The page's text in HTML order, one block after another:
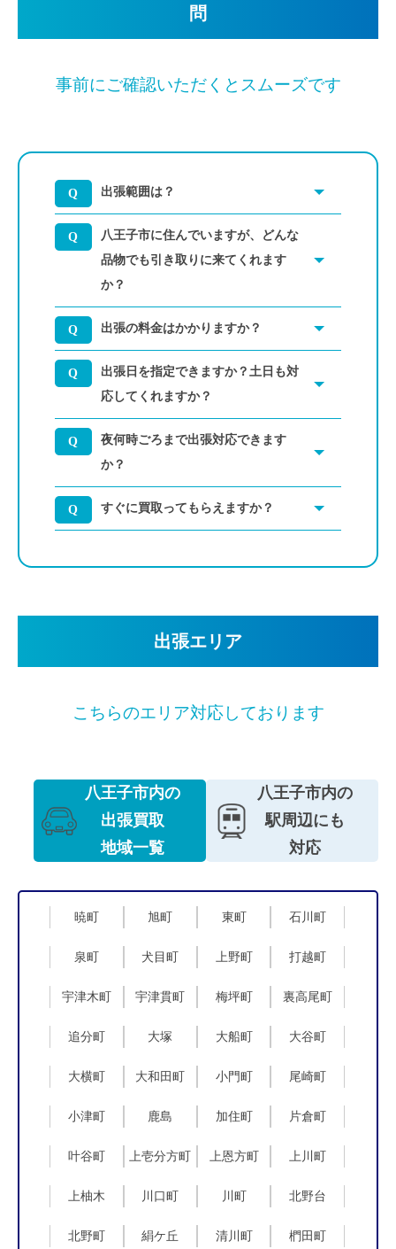
問
事前にご確認いただくとスムーズです
出張範囲は？
八王子市に住んでいますが、どんな
品物でも引き取りに来てくれます
か？
出張の料金はかかりますか？
出張日を指定できますか？土日も対
応してくれますか？
夜何時ごろまで出張対応できます
か？
すぐに買取ってもらえますか？
出張エリア
こちらのエリア対応しております
八王子市内の
出張買取
地域一覧
八王子市内の
駅周辺にも
対応
暁町 旭町 東町 石川町
泉町 犬目町 上野町 打越町
宇津木町 宇津貫町 梅坪町 裏高尾町
追分町 大塚 大船町 大谷町
大横町 大和田町 小門町 尾崎町
小津町 鹿島 加住町 片倉町
叶谷町 上壱分方町 上恩方町 上川町
上柚木 川口町 川町 北野台
北野町 絹ケ丘 清川町 椚田町